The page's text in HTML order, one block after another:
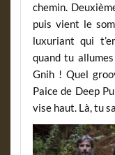
chemin.
puis vient le
luxuriant qui
quand tu
Gnih ! Quel
Paice de Deep
vise haut. Là, tu